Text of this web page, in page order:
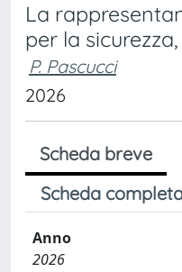
La
per la
P. Pascucci
2026
Scheda breve
Scheda
Anno
2026